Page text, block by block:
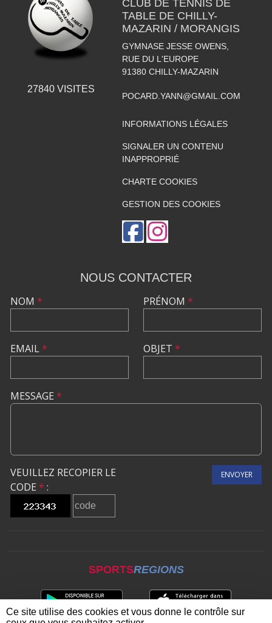
27840VISITES
CLUB DE TENNIS DE
TABLE DE CHILLY-
MAZARIN / MORANGIS
GYMNASE JESSE OWENS,
RUE DU L'EUROPE
91380 CHILLY-MAZARIN
POCARD.YANN@GMAIL.COM
INFORMATIONS LÉGALES
SIGNALER UN CONTENU
INAPPROPRIÉ
CHARTE COOKIES
GESTION DES COOKIES
NOUS CONTACTER
NOM *
EMAIL*
PRÉNOM *
OBJET *
MESSAGE *
VEUILLEZ RECOPIER LE
CODE * :
ENVOYER
SPORTSREGIONS
Ce site utilise des cookies et vous donne le contrôle sur